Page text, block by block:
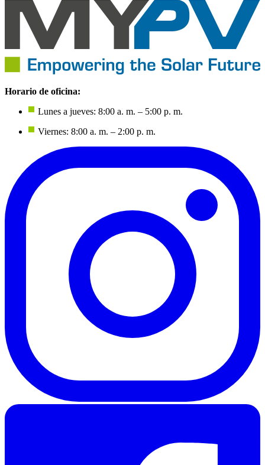
Horario de oficina:
Lunes a jueves: 8:00 a. m. – 5:00 p. m.
Viernes: 8:00 a. m. – 2:00 p. m.